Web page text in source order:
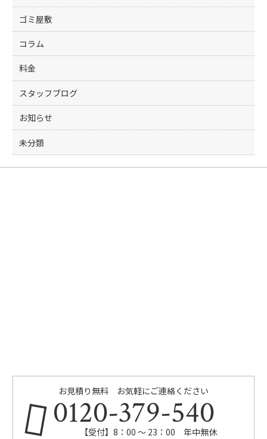
ゴミ屋敷
コラム
料金
スタッフブログ
お知らせ
未分類
お見積り無料 お気軽にご連絡ください
0120-379-540
【受付】8：00 ～ 23：00 年中無休